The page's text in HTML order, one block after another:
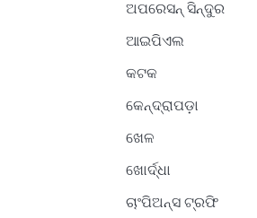
ଅପରେସନ୍ ସିନ୍ଦୁର
ଆଇପିଏଲ
କଟକ
କେନ୍ଦ୍ରାପଡ଼ା
ଖେଳ
ଖୋର୍ଦ୍ଧା
ଚାଂପିଅନ୍ସ ଟ୍ରଫି